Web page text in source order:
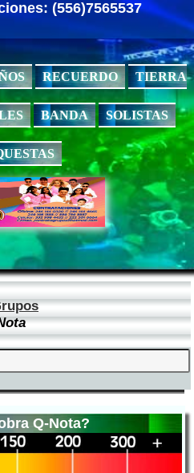
(556)7565537
RECUERDO TIERRA
BANDA SOLISTAS
Q-Nota?